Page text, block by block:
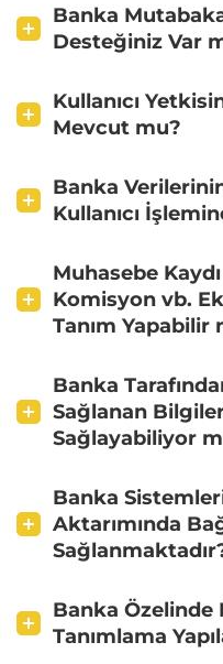
Banka
Desteğiniz Var
Kullanıcı
Mevcut mu?
Banka
Kullanıcı
Muhasebe
Komisyon vb.
Tanım Yapabilir
Banka
Sağlanan
Sağlayabiliyor
Banka
Aktarımında
Banka Özelinde
Tanımlama